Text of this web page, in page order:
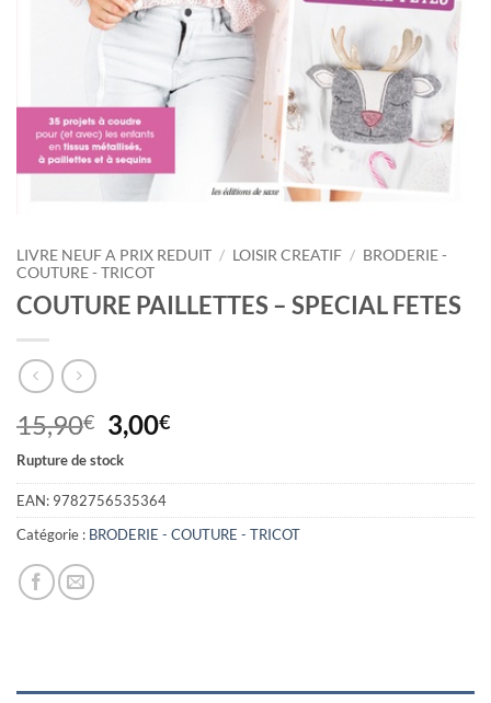
LIVRE NEUF A PRIX REDUIT / LOISIR CREATIF / BRODERIE -
COUTURE - TRICOT
COUTURE PAILLETTES – SPECIAL FETES
15,90€ Le
prix
initial
était :
15,90€.
3,00€Le
actuel
3,00€.
Rupture de stock
EAN: 9782756535364
Catégorie : BRODERIE - COUTURE - TRICOT